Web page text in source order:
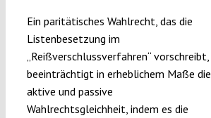
Ein paritätisches Wahlrecht, das die
Listenbesetzung im
„Reißverschlussverfahren“ vorschreibt,
beeinträchtigt in erheblichem Maße die
aktive und passive
Wahlrechtsgleichheit, indem es die